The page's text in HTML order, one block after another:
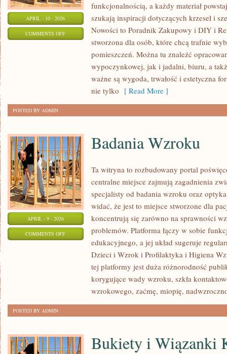
APRIL - 10 - 2026
COMMENTS OFFON
ERGONOMIA
funkcjonalnością, a każdy materiał
szukają inspiracji dotyczących krzeseł i
Nowości to Poradnik Zakupowy i DIY i
stworzona dla osób, które chcą trafnie
pomieszczeń. Można tu znaleźć
wypoczynkowej, jak i jadalni, biuru, a
ważne są wygoda, trwałość i estetyczna
nie tylko [ Read More ]
POSTED BY ADMIN
APRIL - 9 - 2026
COMMENTS OFFON
Badania Wzroku
Ta witryna to rozbudowany portal
centralne miejsce zajmują zagadnienia
specjalisty od badania wzroku oraz
widać, że jest to miejsce stworzone dla
koncentrują się zarówno na sprawności
problemów. Platforma łączy w sobie
edukacyjnego, a jej układ sugeruje
Dzieci i Wzrok i Profilaktyka i Higiena
tej platformy jest duża różnorodność
korygujące wady wzroku, szkła
wzrokowego, zaćmę, miopię,
POSTED BY ADMIN
Bukiety i Wiązanki